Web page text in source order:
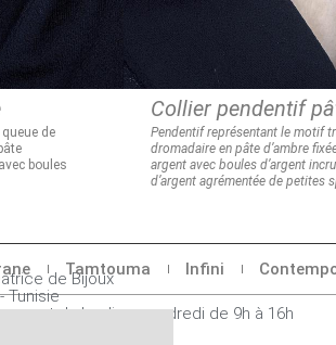
de
boules
Collier pendentif
Pendentif représentant le motif
dromadaire en pâte d’ambre
argent avec boules d’argent
d’argent agrémentée de petites
Tamtouma Infini
de Bijoux
Tunisie
du lundi au vendredi de 9h à 16h
au 55 272 576